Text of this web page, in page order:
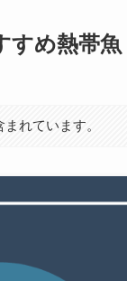
め熱帯魚
れています。